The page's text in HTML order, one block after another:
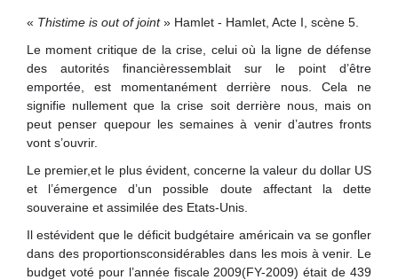
« Thistime is out of joint» Hamlet - Hamlet, Acte I, scène 5.
Le moment critique de la crise, celui où la ligne de défense
des autorités financièressemblait sur le point d’être
emportée, est momentanément derrière nous. Cela ne
signifie nullement que la crise soit derrière nous, mais on
peut penser quepour les semaines à venir d’autres fronts
vont s’ouvrir.
Le premier,et le plus évident, concerne la valeur du dollar US
et l’émergence d’un possible doute affectant la dette
souveraine et assimilée des Etats-Unis.
Il estévident que le déficit budgétaire américain va se gonfler
dans des proportionsconsidérables dans les mois à venir. Le
budget voté pour l’année fiscale 2009(FY-2009) était de 439